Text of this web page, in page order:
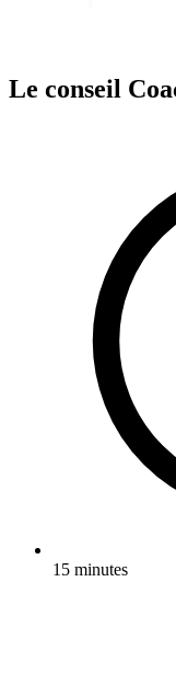
Le conseil
15 minutes